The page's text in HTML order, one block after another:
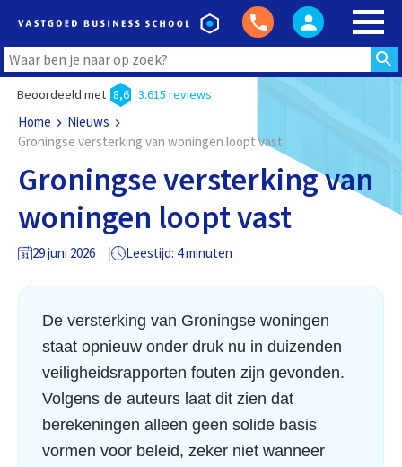
Beoordeeld met 8,6 3.615 reviews
Home
Nieuws
Groningse versterking van woningen loopt vast
Groningse versterking van
woningen loopt vast
29 juni 2026 Leestijd: 4 minuten
De versterking van Groningse woningen
staat opnieuw onder druk nu in duizenden
veiligheidsrapporten fouten zijn gevonden.
Volgens de auteurs laat dit zien dat
berekeningen alleen geen solide basis
vormen voor beleid, zeker niet wanneer